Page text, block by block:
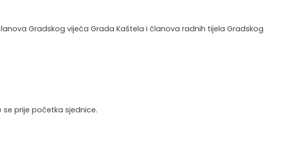
Gradskog vijeća Grada Kaštela i članova radnih tijela Gradskog
se prije početka sjednice.